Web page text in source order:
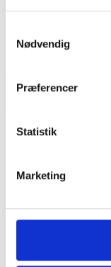
Nødvendig
Præferencer
Statistik
Marketing
BL INFORMERER
ejendomme